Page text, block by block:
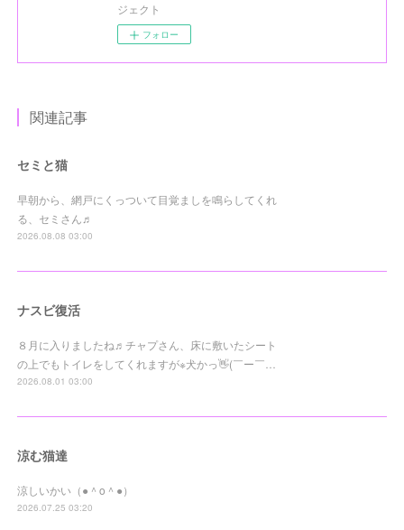
ジェクト
フォロー
関連記事
セミと猫
早朝から、網戸にくっついて目覚ましを鳴らしてくれ
る、セミさん♬
2026.08.08 03:00
ナスビ復活
８月に入りましたね♬チャプさん、床に敷いたシート
の上でもトイレをしてくれますが※犬かっ👋(￣ー￣…
2026.08.01 03:00
涼む猫達
涼しいかい（●＾o＾●）
2026.07.25 03:20